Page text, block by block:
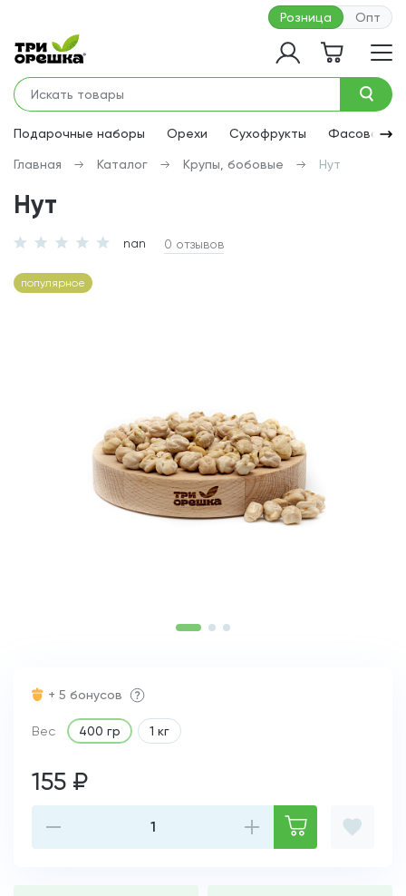
Розница Опт
Подарочные наборы Орехи Сухофрукты
Главная Каталог Крупы, бобовые Нут
Нут
nan 0 отзывов
популярное
Вес 400 гр 1 кг
+ 5 бонусов
155 ₽